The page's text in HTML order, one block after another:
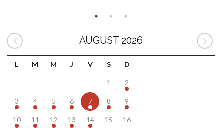
AUGUST 2026
L M M J V S D
1 2
3 4 5 6 7 8 9
10 11 12 13 14 15 16